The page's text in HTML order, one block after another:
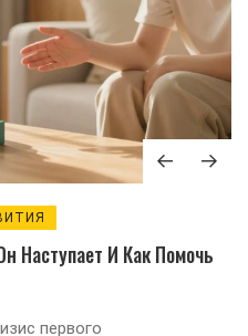
Наступает И Как Помочь
первого